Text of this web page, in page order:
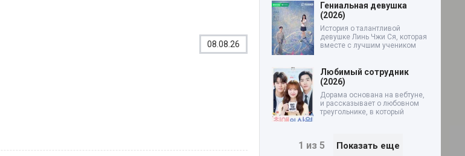
08.08.26
Гениальная девушка
(2026)
История о талантливой
девушке Линь Чжи Ся, которая
вместе с лучшим учеником
Любимый сотрудник
(2026)
Дорама основана на вебтуне,
и рассказывает о любовном
треугольнике, в который
1 из 5 Показать еще